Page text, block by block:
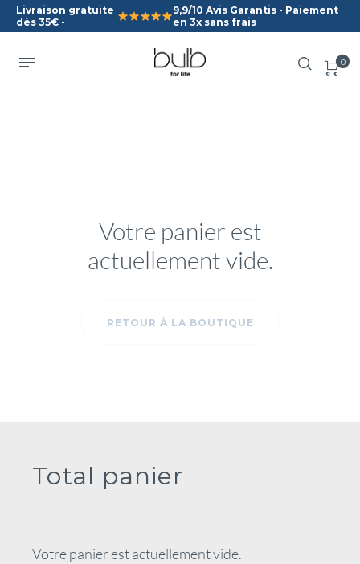
Livraison gratuite
dès 35€ -
9,9/10 Avis Garantis - Paiement
en 3x sans frais
0
Votre panier est
actuellement vide.
RETOUR À LA BOUTIQUE
Total panier
Votre panier est actuellement vide.